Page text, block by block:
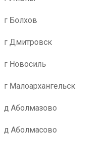
г Болхов
г Дмитровск
г Новосиль
г Малоархангельск
д Аболмазово
д Аболмасово